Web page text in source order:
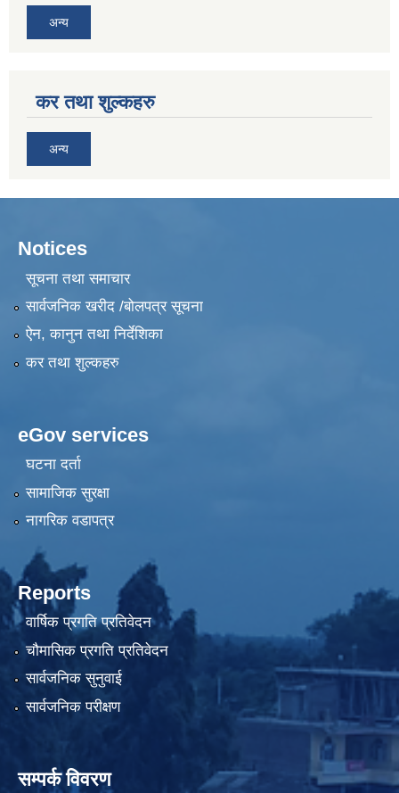
अन्य
कर तथा शुल्कहरु
अन्य
Notices
सूचना तथा समाचार
सार्वजनिक खरीद /बोलपत्र सूचना
ऐन, कानुन तथा निर्देशिका
कर तथा शुल्कहरु
eGov services
घटना दर्ता
सामाजिक सुरक्षा
नागरिक वडापत्र
Reports
वार्षिक प्रगति प्रतिवेदन
चौमासिक प्रगति प्रतिवेदन
सार्वजनिक सुनुवाई
सार्वजनिक परीक्षण
सम्पर्क विवरण